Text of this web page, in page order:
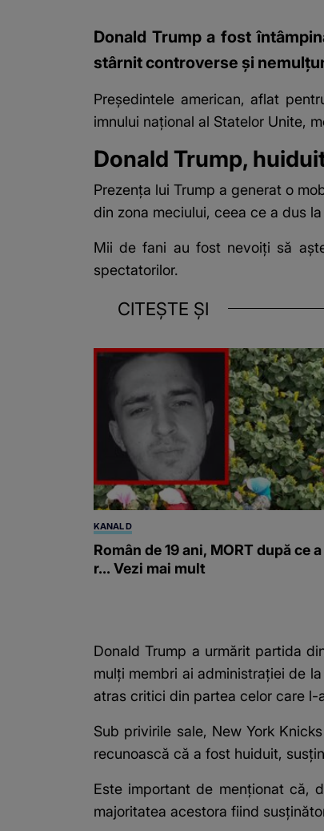
Donald Trump a fost
stârnit controverse și
Președintele american, aflat
imnului național al Statelor Unite,
Donald Trump,
Prezența lui Trump a generat o
din zona meciului, ceea ce a dus
Mii de fani au fost nevoiți să
spectatorilor.
CITEȘTE ȘI
KANAL D
Român de 19 ani, MORT după ce
r... Vezi mai mult
Donald Trump a urmărit partida
mulți membri ai administrației de
atras critici din partea celor care l-
Sub privirile sale, New York
recunoască că a fost huiduit,
Este important de menționat că,
majoritatea acestora fiind